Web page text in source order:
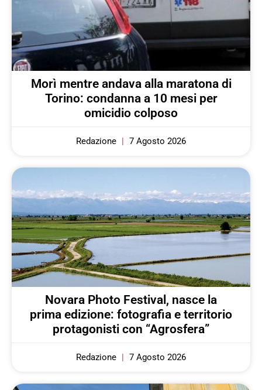
Morì mentre andava alla maratona di
Torino: condanna a 10 mesi per
omicidio colposo
Redazione 7 Agosto 2026
Novara Photo Festival, nasce la
prima edizione: fotografia e territorio
protagonisti con “Agrosfera”
Redazione 7 Agosto 2026